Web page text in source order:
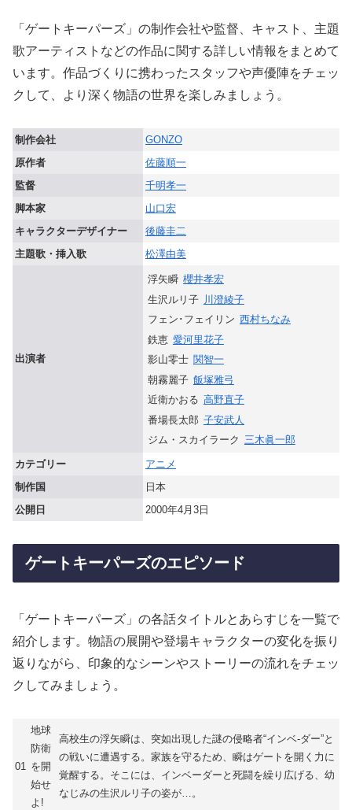
「ゲートキーパーズ」の制作会社や監督、キャスト、主題
歌アーティストなどの作品に関する詳しい情報をまとめて
います。作品づくりに携わったスタッフや声優陣をチェッ
クして、より深く物語の世界を楽しみましょう。
制作会社
GONZO
原作者
佐藤順一
監督
千明孝一
脚本家
山口宏
キャラクターデザイナー
後藤圭二
主題歌・挿入歌
松澤由美
出演者
浮矢瞬 櫻井孝宏
生沢ルリ子 川澄綾子
フェン･フェイリン 西村ちなみ
鉄恵 愛河里花子
影山零士 関智一
朝霧麗子 飯塚雅弓
近衛かおる 高野直子
番場長太郎 子安武人
ジム・スカイラーク 三木眞一郎
カテゴリー
アニメ
制作国
日本
公開日
2000年4月3日
ゲートキーパーズのエピソード
「ゲートキーパーズ」の各話タイトルとあらすじを一覧で
紹介します。物語の展開や登場キャラクターの変化を振り
返りながら、印象的なシーンやストーリーの流れをチェッ
クしてみましょう。
01
地球
防衛
を開
始せ
よ!
高校生の浮矢瞬は、突如出現した謎の侵略者“インベ-ダー”と
の戦いに遭遇する。家族を守るため、瞬はゲートを開く力に
覚醒する。そこには、インベーダーと死闘を繰り広げる、幼
なじみの生沢ルリ子の姿が…。